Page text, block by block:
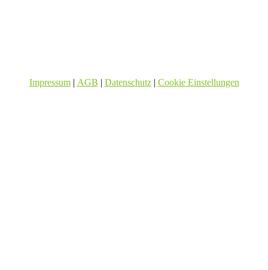
Impressum| AGB | Datenschutz| Cookie Einstellungen